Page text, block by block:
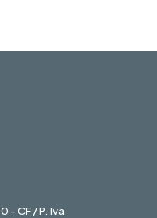
- CF / P. Iva